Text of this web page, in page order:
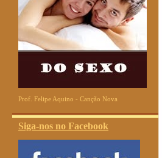
Prof. Felipe Aquino - Canção Nova
Siga-nos no Facebook